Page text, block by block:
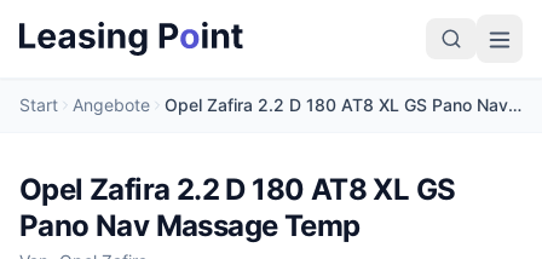
Start Angebote Opel Zafira 2.2 D 180 AT8 XL GS Pano Nav Massage Temp
Opel Zafira 2.2 D 180 AT8 XL GS
Pano Nav Massage Temp